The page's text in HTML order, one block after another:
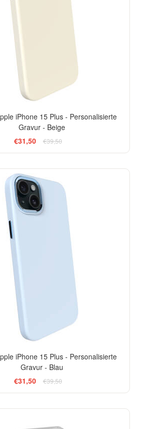
iPhone 15 Plus - Personalisierte
Gravur - Beige
€31,50
€39,50
iPhone 15 Plus - Personalisierte
Gravur - Blau
€31,50
€39,50